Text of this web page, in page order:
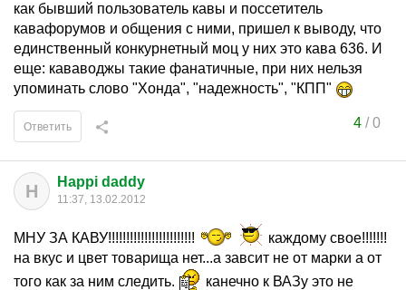
как бывший пользователь кавы и поссетитель
кавафорумов и общения с ними, пришел к выводу, что
единственный конкурнетный моц у них это кава 636. И
еще: кававоджы такие фанатичные, при них нельзя
упоминать слово "Хонда", "надежность", "КПП"
4/0
Ответить
H Happi daddy
11:37, 13.02.2012
МНУ ЗА КАВУ!!!!!!!!!!!!!!!!!!!!!!!!
каждому свое!!!!!!!
на вкус и цвет товарища нет...а завсит не от марки а от
того как за ним следить.
канечно к ВАЗу это не